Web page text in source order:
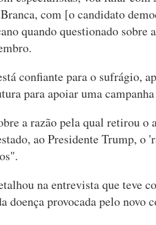
com [o candidato
quando questionado sobre
confiante para o sufrágio,
para apoiar uma
a razão pela qual retirou o
ao Presidente Trump, o
na entrevista que teve
doença provocada pelo novo